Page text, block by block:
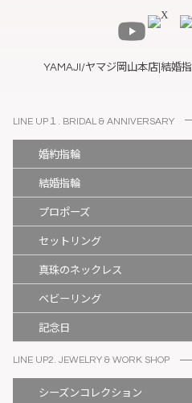
YAMAJI/ヤマジ岡山本店|結婚
LINE UP１. BRIDAL & ANNIVERSARY
婚約指輪
結婚指輪
プロポーズ
セットリング
真珠のネックレス
ベビーリング
記念日
LINE UP2. JEWELRY & WORK SHOP
シーズンコレクション